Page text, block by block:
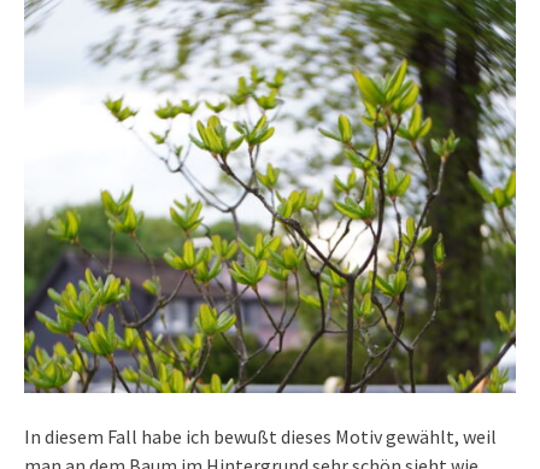
In diesem Fall habe ich bewußt dieses Motiv gewählt, weil